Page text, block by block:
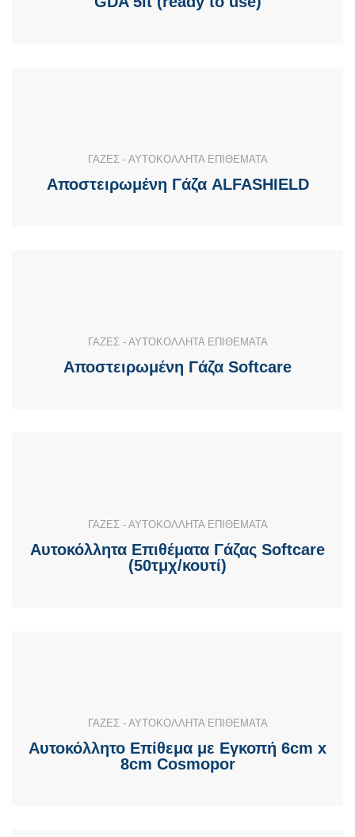
ΓΑΖΕΣ - ΑΥΤΟΚΟΛΛΗΤΑ ΕΠΙΘΕΜΑΤΑ
Αποστειρωμένη Γάζα ALFASHIELD
ΓΑΖΕΣ - ΑΥΤΟΚΟΛΛΗΤΑ ΕΠΙΘΕΜΑΤΑ
Αποστειρωμένη Γάζα Softcare
ΓΑΖΕΣ - ΑΥΤΟΚΟΛΛΗΤΑ ΕΠΙΘΕΜΑΤΑ
Αυτοκόλλητα Επιθέματα Γάζας Softcare
(50τμχ/κουτί)
ΓΑΖΕΣ - ΑΥΤΟΚΟΛΛΗΤΑ ΕΠΙΘΕΜΑΤΑ
Αυτοκόλλητο Επίθεμα με Εγκοπή 6cm x
8cm Cosmopor